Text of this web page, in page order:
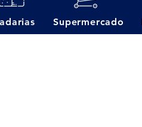
Supermercado